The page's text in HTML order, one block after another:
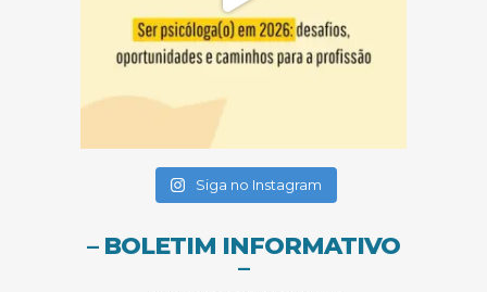
Siga no Instagram
– BOLETIM INFORMATIVO
–